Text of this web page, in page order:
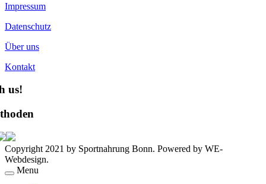
Impressum
Datenschutz
Über uns
Kontakt
us!
Copyright 2021 by Sportnahrung Bonn. Powered by WE-
Webdesign.
Menu